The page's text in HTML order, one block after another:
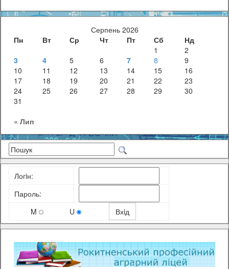
Серпень 2026
Пн
Вт Ср Чт Пт Сб
Нд
1
2
3
4 5 6 7 8
9
10
11 12 13 14 15
16
17
18 19 20 21 22
23
24
25 26 27 28 29
30
31
« Лип
Логiн:
Пароль:
M
U